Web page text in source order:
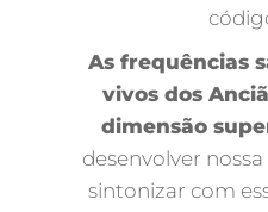
As frequências
vivos dos
dimensão
desenvolver
sintonizar com